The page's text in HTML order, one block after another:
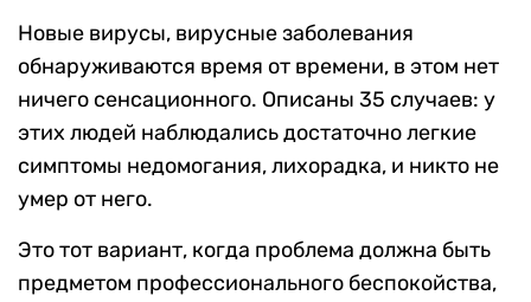
Новые вирусы, вирусные заболевания
обнаруживаются время от времени, в этом нет
ничего сенсационного. Описаны 35 случаев: у
этих людей наблюдались достаточно легкие
симптомы недомогания, лихорадка, и никто не
умер от него.
Это тот вариант, когда проблема должна быть
предметом профессионального беспокойства,